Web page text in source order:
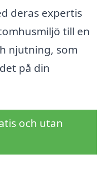
deras expertis
till en
njutning, som
på din
och utan